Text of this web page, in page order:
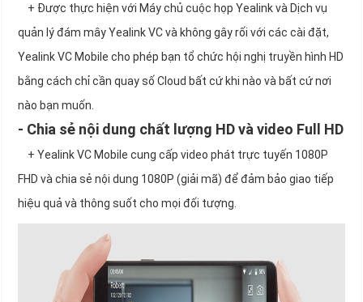
+ Được thực hiện với Máy chủ cuộc họp Yealink và Dịch vụ
quản lý đám mây Yealink VC và không gây rối với các cài đặt,
Yealink VC Mobile cho phép bạn tổ chức hội nghị truyền hình HD
bằng cách chỉ cần quay số Cloud bất cứ khi nào và bất cứ nơi
nào bạn muốn.
- Chia sẻ nội dung chất lượng HD và video Full HD
+ Yealink VC Mobile cung cấp video phát trực tuyến 1080P
FHD và chia sẻ nội dung 1080P (giải mã) để đảm bảo giao tiếp
hiệu quả và thông suốt cho mọi đối tượng.